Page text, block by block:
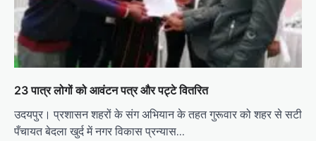
23 पात्र लोगों को आवंटन पत्र और पट्टे वितरित
उदयपुर। प्रशासन शहरों के संग अभियान के तहत गुरूवार को शहर से सटी
पँचायत बेदला खुर्द में नगर विकास प्रन्यास…